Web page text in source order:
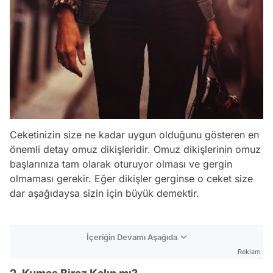
Ceketinizin size ne kadar uygun olduğunu gösteren en
önemli detay omuz dikişleridir. Omuz dikişlerinin omuz
başlarınıza tam olarak oturuyor olması ve gergin
olmaması gerekir. Eğer dikişler gerginse o ceket size
dar aşağıdaysa sizin için büyük demektir.
İçeriğin Devamı Aşağıda
Reklam